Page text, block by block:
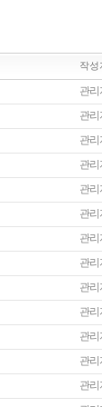
작성
관리
관리
관리
관리
관리
관리
관리
관리
관리
관리
관리
관리
관리